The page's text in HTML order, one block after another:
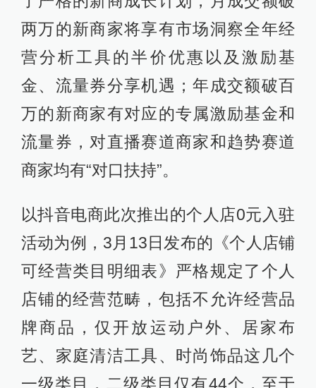
两万的新商家将享有市场洞察全年经
营分析工具的半价优惠以及激励基
金、流量券分享机遇；年成交额破百
万的新商家有对应的专属激励基金和
流量券，对直播赛道商家和趋势赛道
商家均有“对口扶持”。
以抖音电商此次推出的个人店0元入驻
活动为例，3月13日发布的《个人店铺
可经营类目明细表》严格规定了个人
店铺的经营范畴，包括不允许经营品
牌商品，仅开放运动户外、居家布
艺、家庭清洁工具、时尚饰品这几个
一级类目，二级类目仅有44个，至于